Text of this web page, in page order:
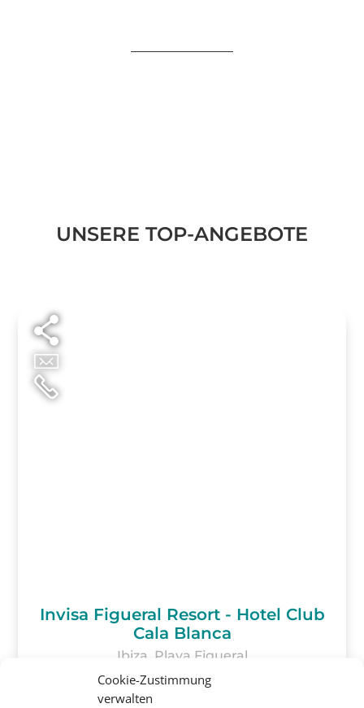
Cookie-Zustimmung
verwalten
UNSERE TOP-ANGEBOTE
Invisa Figueral Resort - Hotel Club
Cala Blanca
Ibiza, Playa Figueral